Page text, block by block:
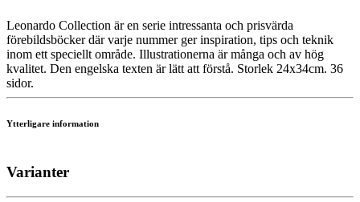
Leonardo Collection är en serie intressanta och prisvärda
förebildsböcker där varje nummer ger inspiration, tips och teknik
inom ett speciellt område. Illustrationerna är många och av hög
kvalitet. Den engelska texten är lätt att förstå. Storlek 24x34cm. 36
sidor.
Ytterligare information
Varianter